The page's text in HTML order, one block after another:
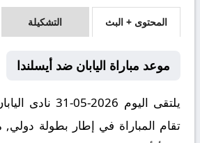
المحتوى + البث التشكيلة
موعد مباراة اليابان ضد أيسلندا
يلتقى اليوم 2026-
تقام المباراة في إطار بطولة دولي,